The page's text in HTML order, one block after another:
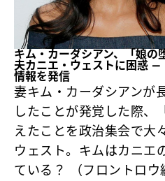
キム・カーダシアン、「娘の
夫カニエ・ウェストに困惑
情報を発信
妻キム・カーダシアンが
したことが発覚した際、
えたことを政治集会で大
ウェスト。キムはカニエ
ている？ （フロントロウ